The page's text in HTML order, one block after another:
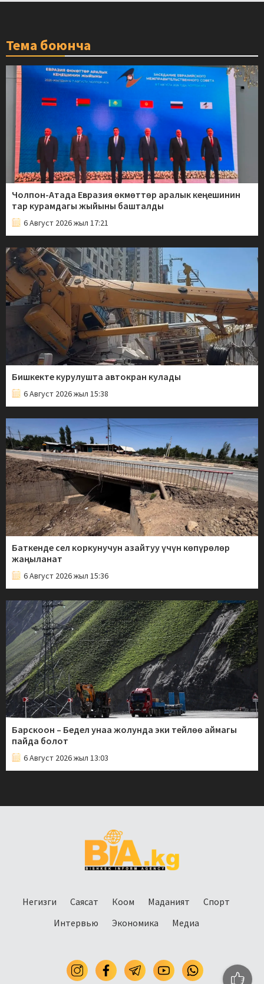
Тема боюнча
Чолпон-Атада Евразия өкмөттөр аралык кеңешинин
тар курамдагы жыйыны башталды
6 Август 2026 жыл 17:21
Бишкекте курулушта автокран кулады
6 Август 2026 жыл 15:38
Баткенде сел коркунучун азайтуу үчүн көпүрөлөр
жаңыланат
6 Август 2026 жыл 15:36
Барскоон – Бедел унаа жолунда эки тейлөө аймагы
пайда болот
6 Август 2026 жыл 13:03
Негизги Саясат Коом Маданият
Спорт
Интервью
Экономика Медиа